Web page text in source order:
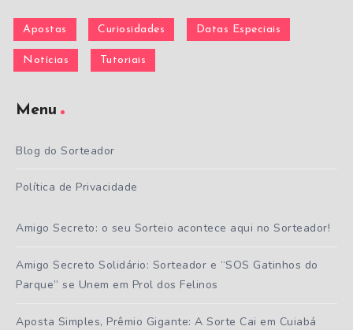
Apostas Curiosidades Datas Especiais
Notícias Tutoriais
Menu
Blog do Sorteador
Política de Privacidade
Amigo Secreto: o seu Sorteio acontece aqui no Sorteador!
Amigo Secreto Solidário: Sorteador e “SOS Gatinhos do
Parque” se Unem em Prol dos Felinos
Aposta Simples, Prêmio Gigante: A Sorte Cai em Cuiabá